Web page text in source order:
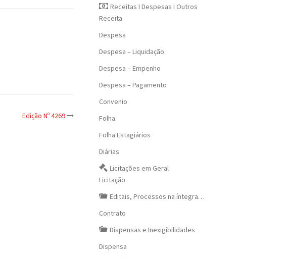
Edição Nº 4269
Receitas I Despesas I Outros
Receita
Despesa
Despesa – Liquidação
Despesa – Empenho
Despesa – Pagamento
Convenio
Folha
Folha Estagiários
Diárias
Licitações em Geral
Licitação
Editais, Processos na íntegra…
Contrato
Dispensas e Inexigibilidades
Dispensa